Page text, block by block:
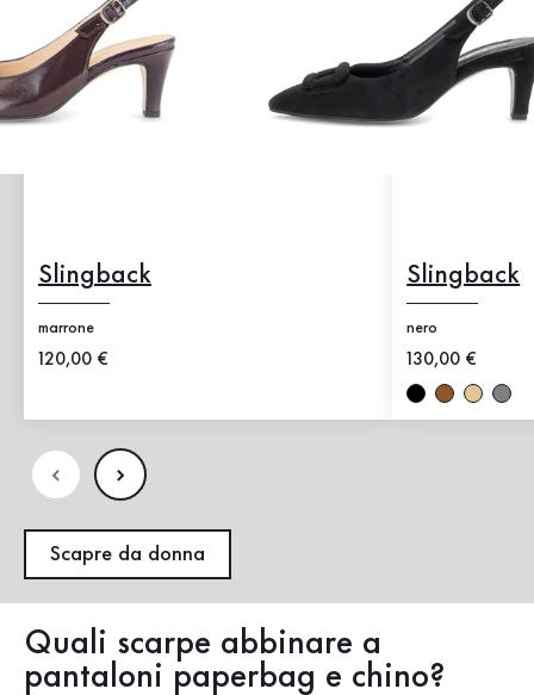
Slingback
marrone
Nuovo prezzo
120,00 €
Slingback
nero
Nuovo prezzo
130,00 €
Scapre da donna
Quali scarpe abbinare a
pantaloni paperbag e chino?